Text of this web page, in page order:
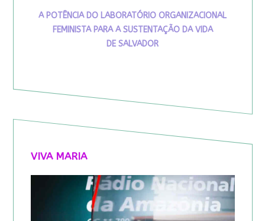
A POTÊNCIA DO LABORATÓRIO ORGANIZACIONAL
FEMINISTA PARA A SUSTENTAÇÃO DA VIDA
DE SALVADOR
VIVA MARIA